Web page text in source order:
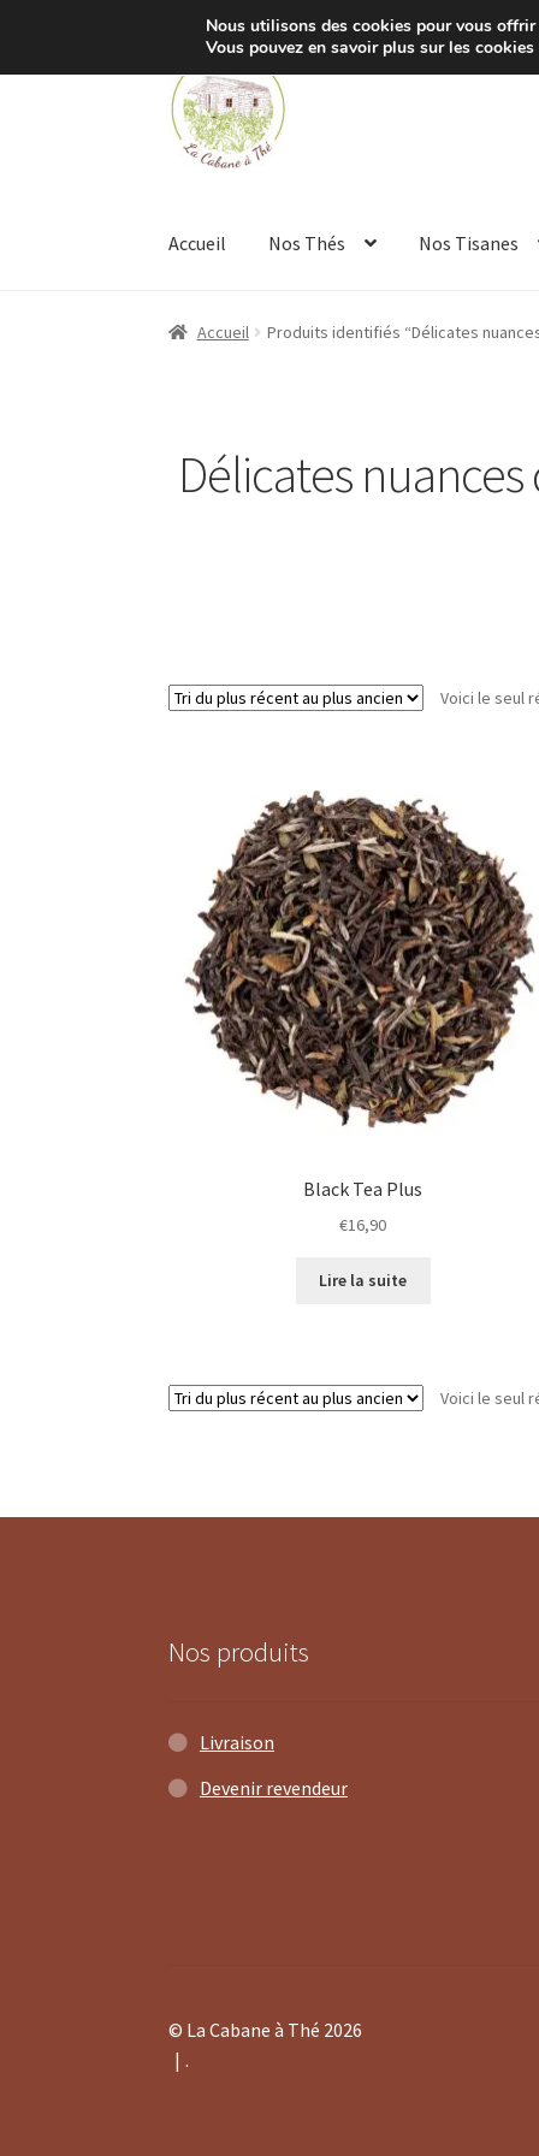
à
la
navigation
au
contenu
Accueil Nos Thés Nos Tisanes
Accueil Produits identifiés “Délicates
Délicates
Voici le seul
Black Tea Plus
€16,90
Lire la suite
Voici le seul
Nos produits
Livraison
Devenir revendeur
© La Cabane à Thé 2026
.
Nous utilisons des cookies pour vous
Vous pouvez en savoir plus sur les